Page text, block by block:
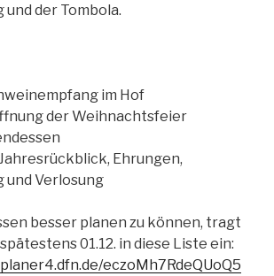
der Tombola.
im Hof
der Weihnachtsfeier
Ehrungen,
Verlosung
besser planen zu können, tragt
01.12. in diese Liste ein:
eczoMh7RdeQUoQ5